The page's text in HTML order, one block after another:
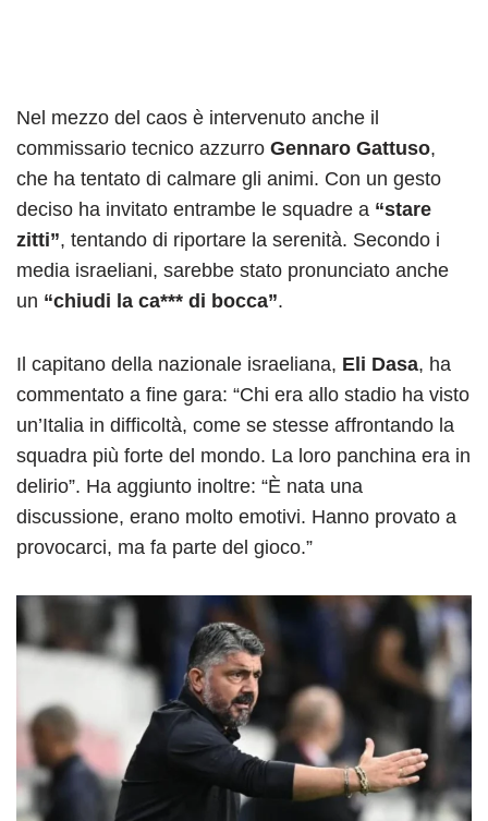
Nel mezzo del caos è intervenuto anche il
commissario tecnico azzurro Gennaro Gattuso,
che ha tentato di calmare gli animi. Con un gesto
deciso ha invitato entrambe le squadre a “stare
zitti”, tentando di riportare la serenità. Secondo i
media israeliani, sarebbe stato pronunciato anche
un “chiudi la ca*** di bocca”.
Il capitano della nazionale israeliana, Eli Dasa, ha
commentato a fine gara: “Chi era allo stadio ha visto
un’Italia in difficoltà, come se stesse affrontando la
squadra più forte del mondo. La loro panchina era in
delirio”. Ha aggiunto inoltre: “È nata una
discussione, erano molto emotivi. Hanno provato a
provocarci, ma fa parte del gioco.”